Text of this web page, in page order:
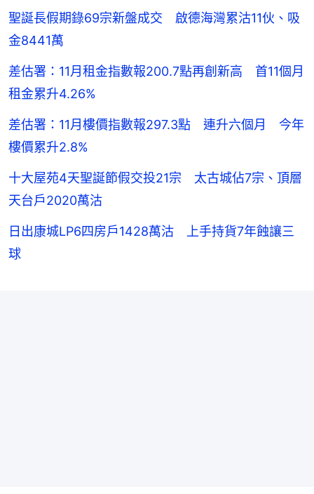
聖誕長假期錄69宗新盤成交 啟德海灣累沽11伙、吸
金8441萬
差估署：11月租金指數報200.7點再創新高 首11個月
租金累升4.26%
差估署：11月樓價指數報297.3點 連升六個月 今年
樓價累升2.8%
十大屋苑4天聖誕節假交投21宗 太古城佔7宗、頂層
天台戶2020萬沽
日出康城LP6四房戶1428萬沽 上手持貨7年蝕讓三
球